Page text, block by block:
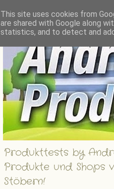
Produkttests by
Produkte und Shops
Stöbern!
This site uses cookies from
are shared with Google along
statistics, and to detect and